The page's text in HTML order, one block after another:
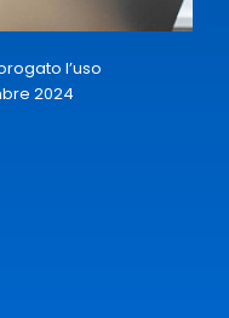
l’uso
2024